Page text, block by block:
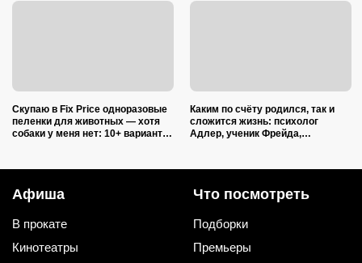
Скупаю в Fix Price одноразовые
пеленки для животных — хотя
собаки у меня нет: 10+ вариантов
Каким по счёту родился, так и
сложится жизнь: психолог
Адлер, ученик Фрейда,
Афиша
В прокате
Кинотеатры
Что посмотреть
Подборки
Премьеры